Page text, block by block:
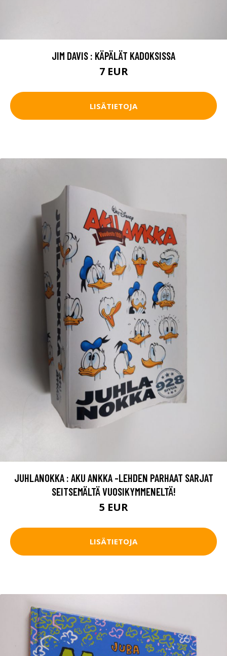
JIM DAVIS : KÄPÄLÄT KADOKSISSA
7 EUR
LISÄTIETOJA
JUHLANOKKA : AKU ANKKA -LEHDEN PARHAAT SARJAT
SEITSEMÄLTÄ VUOSIKYMMENELTÄ!
5 EUR
LISÄTIETOJA